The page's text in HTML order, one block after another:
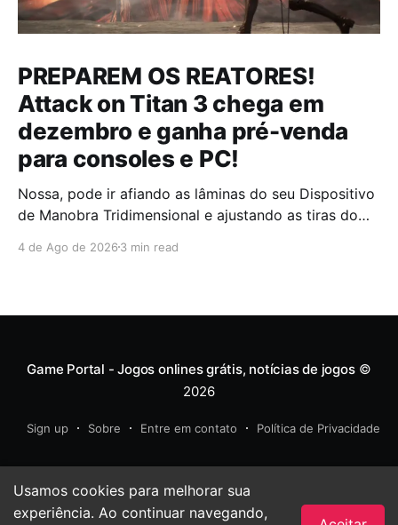
Usamos cookies para melhorar sua
experiência. Ao continuar navegando,
PREPAREM OS REATORES!
Attack on Titan 3 chega em
dezembro e ganha pré-venda
para consoles e PC!
Nossa, pode ir afiando as lâminas do seu Dispositivo
de Manobra Tridimensional e ajustando as tiras do
oficial de Attack on Titan 3 veio voador direto nas
4 de Ago de 2026 3 min read
Game Portal - Jogos onlines grátis, notícias de jogos©
2026
Sign up Sobre Entre em contato Política de Privacidade